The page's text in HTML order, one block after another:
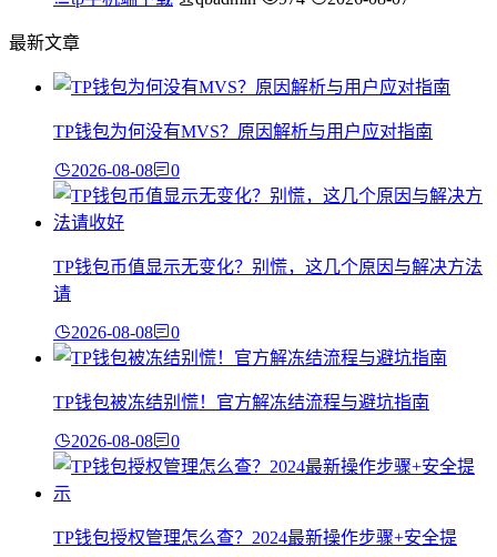
最新文章
TP钱包为何没有MVS？原因解析与用户应对指南
2026-08-08 0
TP钱包币值显示无变化？别慌，这几个原因与解决方法
请
2026-08-08 0
TP钱包被冻结别慌！官方解冻结流程与避坑指南
2026-08-08 0
TP钱包授权管理怎么查？2024最新操作步骤+安全提